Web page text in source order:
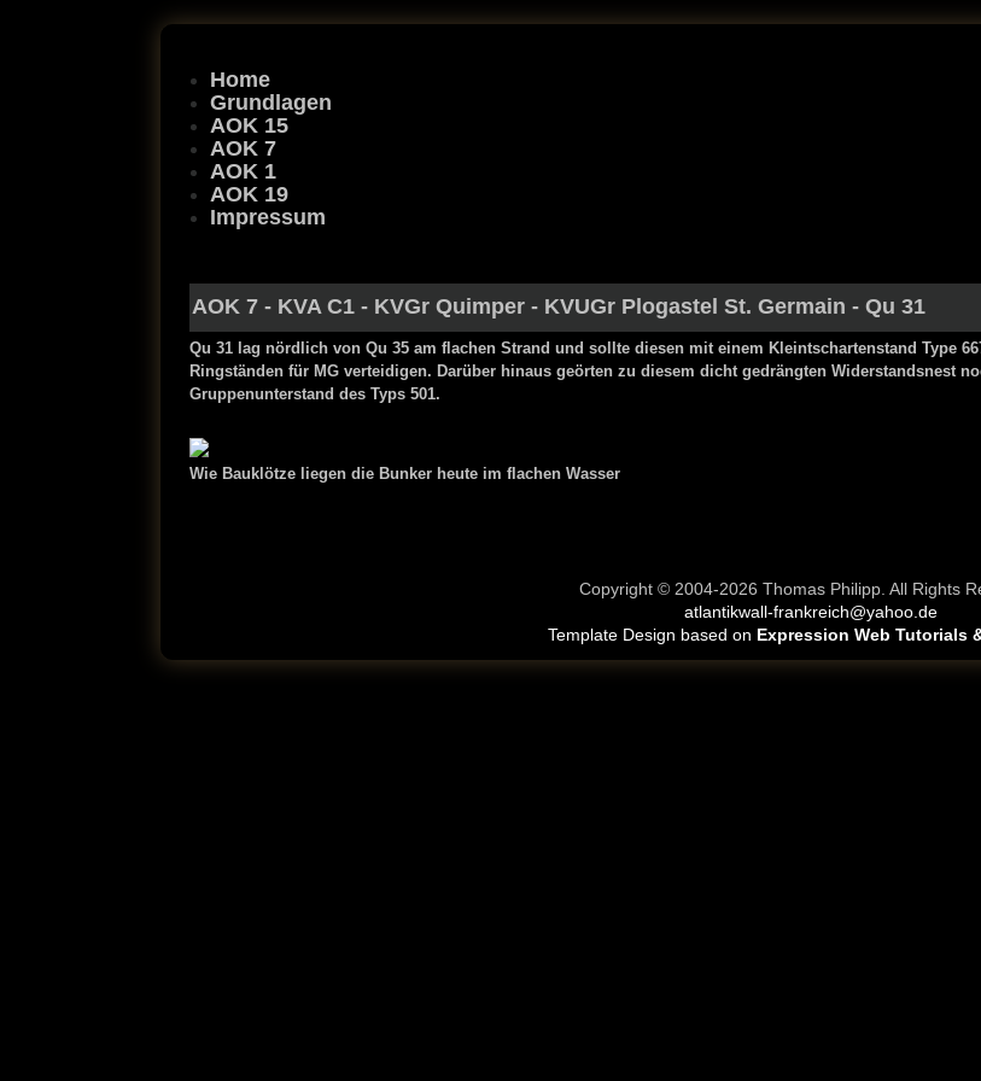
Home
Grundlagen
AOK 15
AOK 7
AOK 1
AOK 19
Impressum
AOK 7 - KVA C1 - KVGr Quimper - KVUGr Plogastel St. Germain - Qu 31
Qu 31 lag nördlich von Qu 35 am flachen Strand und sollte diesen mit einem Kleintschartenstand Type
Ringständen für MG verteidigen. Darüber hinaus geörten zu diesem dicht gedrängten Widerstandsnest
Gruppenunterstand des Typs 501.
Wie Bauklötze liegen die Bunker heute im flachen Wasser
Copyright © 2004-2026 Thomas Philipp. All Rights
atlantikwall-frankreich@yahoo.de
Template Design based on Expression Web Tutorials